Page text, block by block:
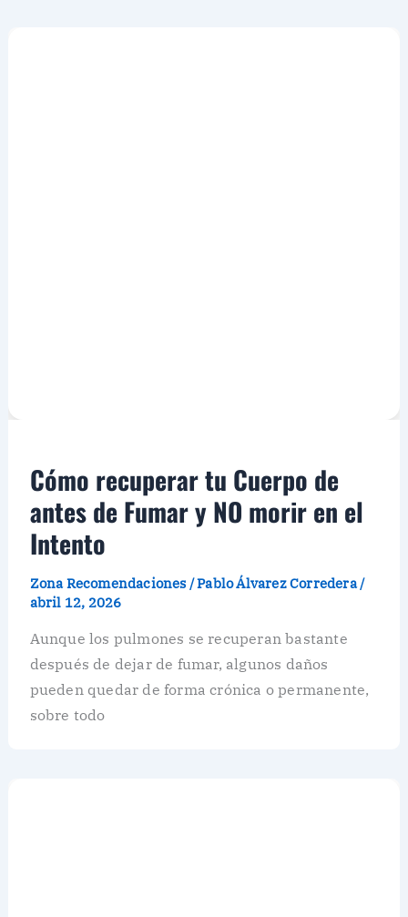
Cómo recuperar tu Cuerpo de
antes de Fumar y NO morir en el
Intento
Zona Recomendaciones /Pablo Álvarez Corredera/
abril 12, 2026
Aunque los pulmones se recuperan bastante
después de dejar de fumar, algunos daños
pueden quedar de forma crónica o permanente,
sobre todo